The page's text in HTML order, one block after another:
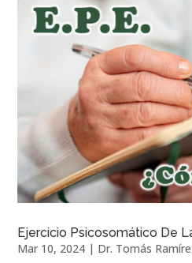
Ejercicio Psicosomático De
Mar 10, 2024 | Dr. Tomás